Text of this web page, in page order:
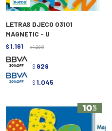
LETRAS DJECO 03101
MAGNETIC - U
$ 1.161 $ 1.290
$ 929
$ 1.045